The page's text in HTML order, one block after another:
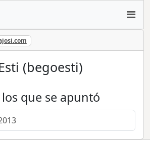
(begoesti)
que se apuntó